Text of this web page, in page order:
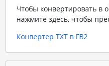
Чтобы конвертировать в
нажмите здесь, чтобы
Конвертер TXT в FB2